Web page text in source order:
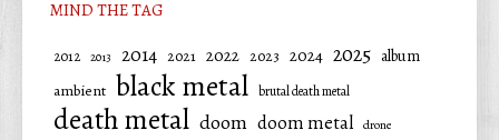
MIND THE TAG
2012 2013 2014 2021 2022 2023 2024 2025 album
ambient black metal brutal death metal
death metal doom doom metal drone